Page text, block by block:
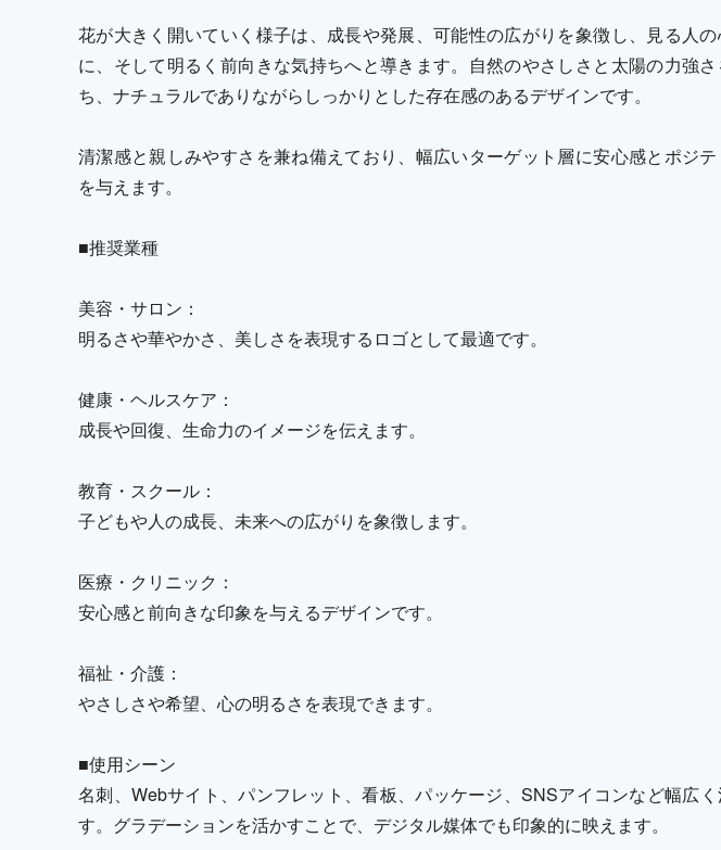
花が大きく開いていく様子は、成長や発展、可能性の広がりを象徴し、見る人
に、そして明るく前向きな気持ちへと導きます。自然のやさしさと太陽の力強
ち、ナチュラルでありながらしっかりとした存在感のあるデザインです。
清潔感と親しみやすさを兼ね備えており、幅広いターゲット層に安心感とポジ
を与えます。
■推奨業種
美容・サロン：
明るさや華やかさ、美しさを表現するロゴとして最適です。
健康・ヘルスケア：
成長や回復、生命力のイメージを伝えます。
教育・スクール：
子どもや人の成長、未来への広がりを象徴します。
医療・クリニック：
安心感と前向きな印象を与えるデザインです。
福祉・介護：
やさしさや希望、心の明るさを表現できます。
■使用シーン
名刺、Webサイト、パンフレット、看板、パッケージ、SNSアイコンなど幅広
す。グラデーションを活かすことで、デジタル媒体でも印象的に映えます。